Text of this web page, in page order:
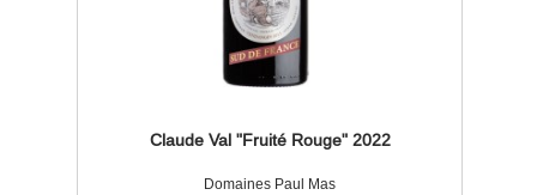
Claude Val "Fruité Rouge" 2022
Domaines Paul Mas